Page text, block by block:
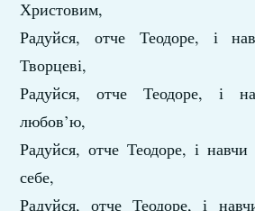
Христовим,
Радуйся, отче Теодоре, і
Творцеві,
Радуйся, отче Теодоре, і
любов’ю,
Радуйся, отче Теодоре, і
себе,
Радуйся, отче Теодоре, і